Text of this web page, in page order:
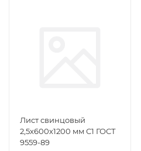
Лист свинцовый
2,5х600х1200 мм С1 ГОСТ
9559-89